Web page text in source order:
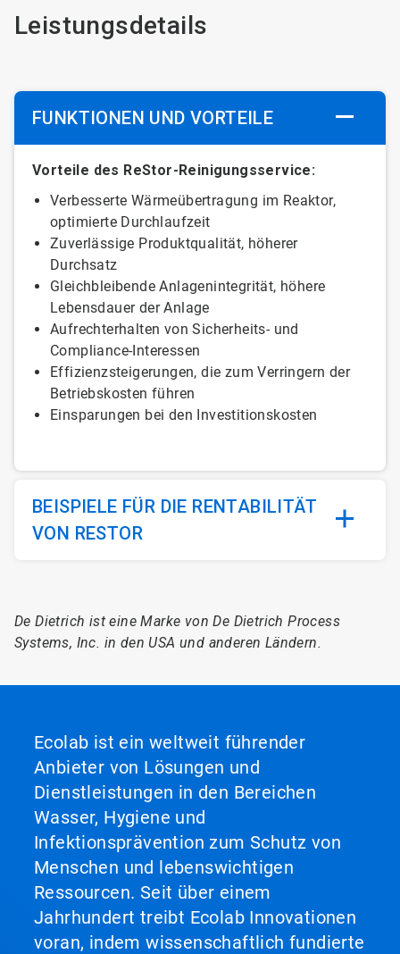
Leistungsdetails
FUNKTIONEN UND VORTEILE
Vorteile des ReStor-Reinigungsservice:
Verbesserte Wärmeübertragung im Reaktor,
optimierte Durchlaufzeit
Zuverlässige Produktqualität, höherer
Durchsatz
Gleichbleibende Anlagenintegrität, höhere
Lebensdauer der Anlage
Aufrechterhalten von Sicherheits- und
Compliance-Interessen
Effizienzsteigerungen, die zum Verringern der
Betriebskosten führen
Einsparungen bei den Investitionskosten
BEISPIELE FÜR DIE RENTABILITÄT
VON RESTOR
De Dietrich ist eine Marke von De Dietrich Process
Systems, Inc. in den USA und anderen Ländern.
Ecolab ist ein weltweit führender
Anbieter von Lösungen und
Dienstleistungen in den Bereichen
Wasser, Hygiene und
Infektionsprävention zum Schutz von
Menschen und lebenswichtigen
Ressourcen. Seit über einem
Jahrhundert treibt Ecolab Innovationen
voran, indem wissenschaftlich fundierte